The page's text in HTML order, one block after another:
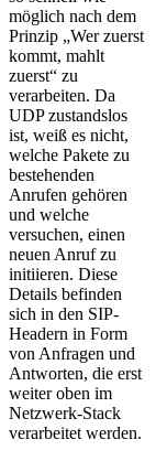
möglich nach dem
Prinzip „Wer zuerst
kommt, mahlt
zuerst“ zu
verarbeiten. Da
UDP zustandslos
ist, weiß es nicht,
welche Pakete zu
bestehenden
Anrufen gehören
und welche
versuchen, einen
neuen Anruf zu
initiieren. Diese
Details befinden
sich in den SIP-
Headern in Form
von Anfragen und
Antworten, die erst
weiter oben im
Netzwerk-Stack
verarbeitet werden.